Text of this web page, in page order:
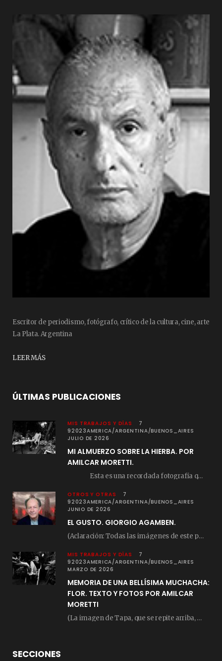
Escritor de periodismo, fotógrafo, crítico de la cultura, cine, arte
La Plata. Argentina
LEER MÁS
ÚLTIMAS PUBLICACIONES
MIS TRABAJOS Y DÍAS
7
92023AMERICA/ARGENTINA/BUENOS_AIRES
JULIO DE 2026
MI ALMUERZO SOBRE LA HIERBA. POR
AMILCAR MORETTI.
Esta es una recordada fotografía que registré…
OTROS Y OTRAS
7
92023AMERICA/ARGENTINA/BUENOS_AIRES
JUNIO DE 2026
EL GUSTO. GIORGIO AGAMBEN.
(Aclaración: Todas las imágenes de este posteo fueron tomadas de Bloghemia.com, y todos los…
MIS TRABAJOS Y DÍAS
7
92023AMERICA/ARGENTINA/BUENOS_AIRES
MARZO DE 2026
MEMORIA DE UNA BELLÍSIMA MUCHACHA:
FLOR. TEXTO Y FOTOS POR AMILCAR
MORETTI
(La imagen de Tapa, que se repite arriba, fue compuesta por Amilcar Moretti el viernes…
SECCIONES